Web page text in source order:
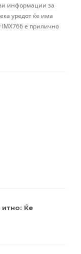
информации за
уредот ќе има
IMX766 е прилично
Ќе